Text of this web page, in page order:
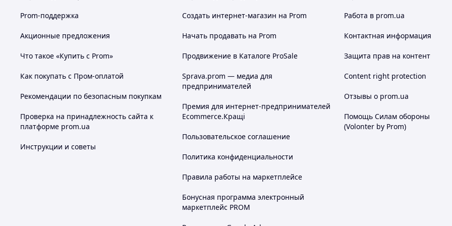
Похожие товары по характеристикам
Prom-поддержка
Акционные предложения
Что такое «Купить с Prom»
Как покупать с Пром-оплатой
Рекомендации по безопасным покупкам
Проверка на принадлежность сайта к
платформе prom.ua
Инструкции и советы
Создать интернет-магазин на Prom
Начать продавать на Prom
Продвижение в Каталоге ProSale
Sprava.prom — медиа для
предпринимателей
Премия для интернет-предпринимателей
Ecommerce.Кращі
Пользовательское соглашение
Политика конфиденциальности
Правила работы на маркетплейсе
Бонусная программа электронный
маркетплейс PROM
Работа в prom.ua
Контактная информация
Защита прав на контент
Content right protection
Отзывы о prom.ua
Помощь Силам обороны
(Volonter by Prom)